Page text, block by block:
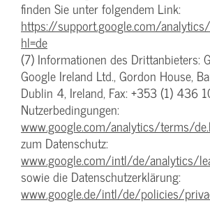
finden Sie unter folgendem Link:
https://support.google.com/
hl=de
(7) Informationen des Drittanbieters:
Google Ireland Ltd., Gordon House,
Dublin 4, Ireland, Fax: +353 (1) 436
Nutzerbedingungen:
www.google.com/analytics/terms/
zum Datenschutz:
www.google.com/intl/de/analytics/
sowie die Datenschutzerklärung:
www.google.de/intl/de/policies/